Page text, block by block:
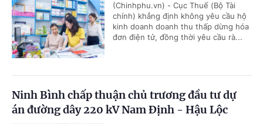
(Chinhphu.vn) - Cục Thuế (Bộ Tài
chính) khẳng định không yêu cầu hộ
kinh doanh doanh thu thấp dừng hóa
đơn điện tử, đồng thời yêu cầu rà...
Ninh Bình chấp thuận chủ trương đầu tư dự
án đường dây 220 kV Nam Định - Hậu Lộc